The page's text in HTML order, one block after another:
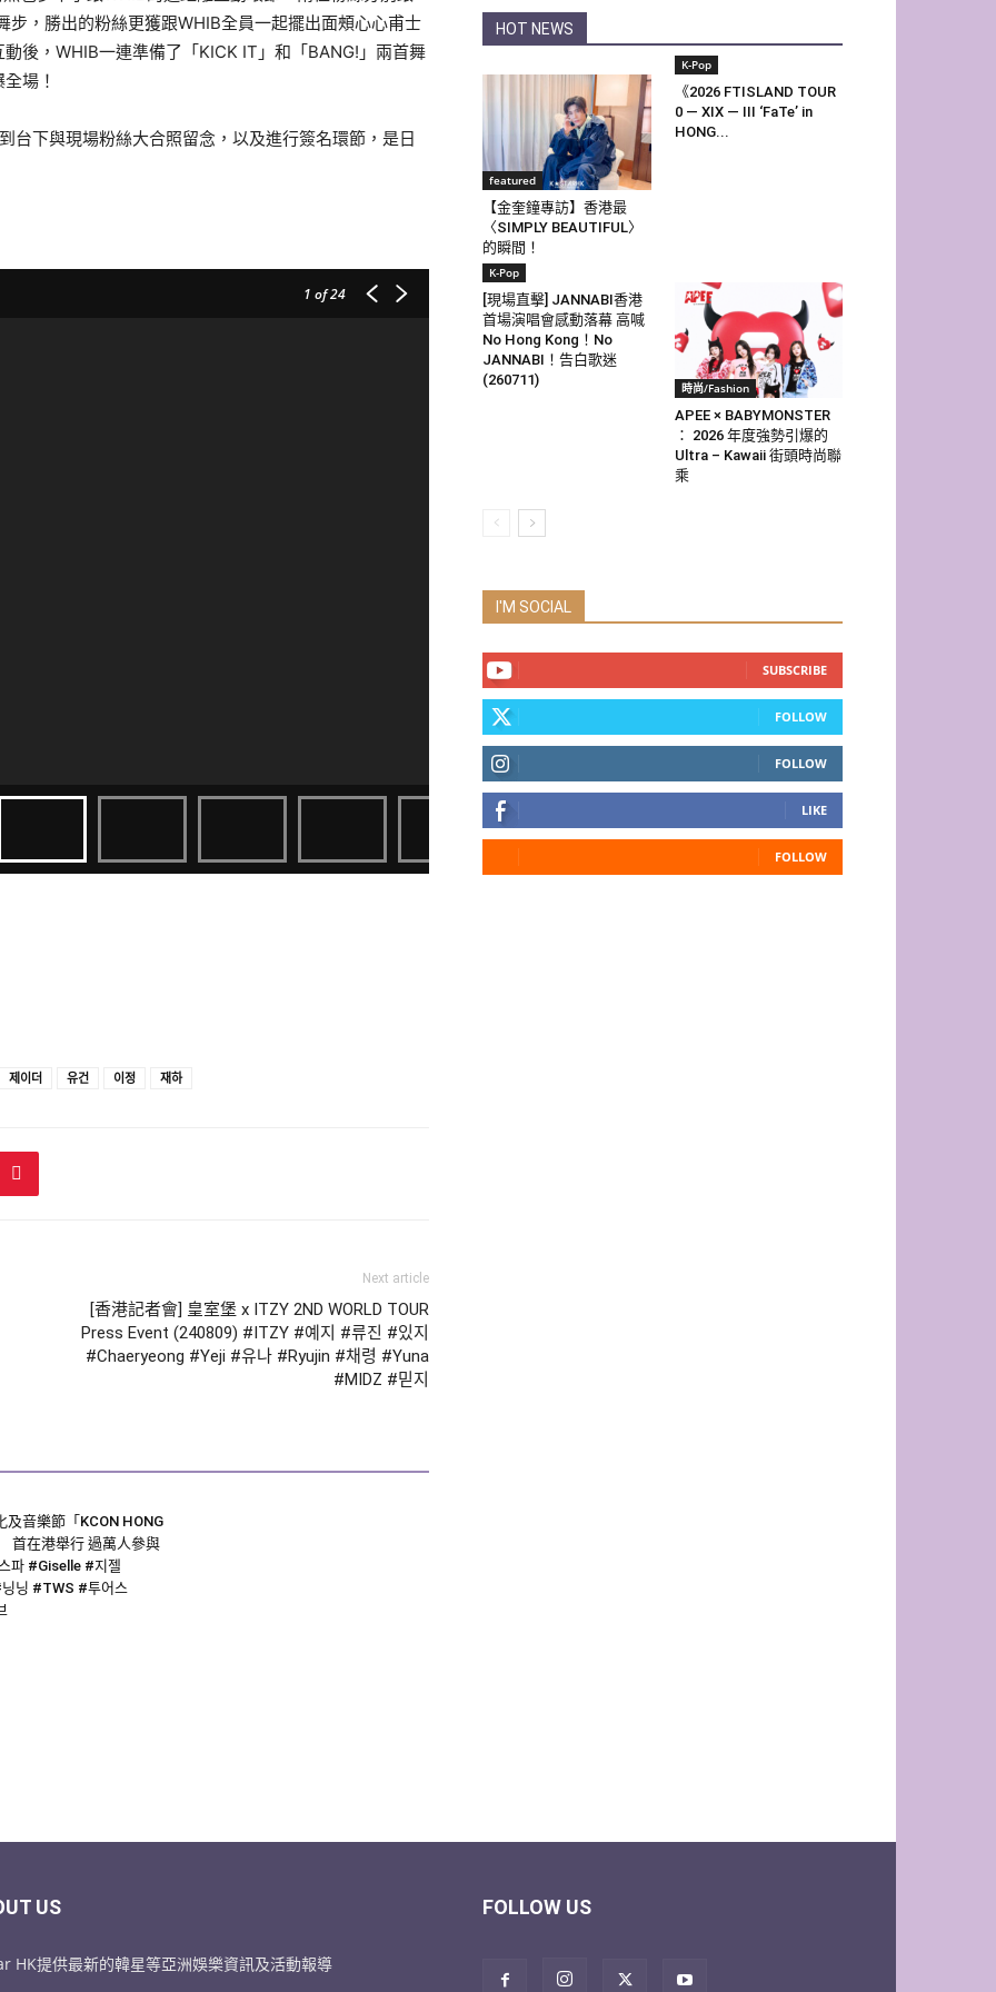
，勝出的粉絲更獲跟WHIB全員一起擺出面頰心心甫士
後，WHIB一連準備了「KICK IT」和「BANG!」兩首舞
場！
台下與現場粉絲大合照留念，以及進行簽名環節，是日
1 of 24
제이더 유건 이정 재하
Next article
[香港記者會] 皇室堡 x ITZY 2ND WORLD TOUR
Press Event (240809) #ITZY #예지 #류진 #있지
#Chaeryeong #Yeji #유나 #Ryujin #채령 #Yuna
#MIDZ #믿지
及音樂節「KCON HONG
首在港舉行 過萬人參與
파 #Giselle #지젤
닝 #TWS #투어스
HOT NEWS
featured
【金奎鐘專訪】香港最
〈SIMPLY BEAUTIFUL〉
的瞬間！
K-Pop
《2026 FTISLAND TOUR
0 — XIX — III ‘FaTe’ in
HONG...
K-Pop
[現場直擊] JANNABI香港
首場演唱會感動落幕 高喊
No Hong Kong！No
JANNABI！告白歌迷
(260711)
時尚/Fashion
APEE × BABYMONSTER
： 2026 年度強勢引爆的
Ultra – Kawaii 街頭時尚聯
乘
I'M SOCIAL
SUBSCRIBE
FOLLOW
FOLLOW
LIKE
FOLLOW
US
HK提供最新的韓星等亞洲娛樂資訊及活動報導
FOLLOW US